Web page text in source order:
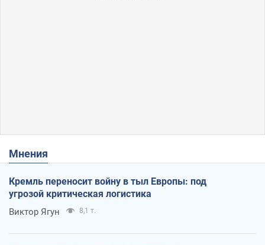
Мнения
Кремль переносит войну в тыл Европы: под
угрозой критическая логистика
Виктор Ягун 8,1 т.